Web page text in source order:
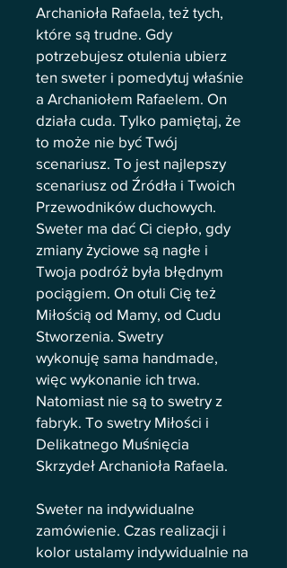
Archanioła Rafaela, też tych,
które są trudne. Gdy
potrzebujesz otulenia ubierz
ten sweter i pomedytuj właśnie
a Archaniołem Rafaelem. On
działa cuda. Tylko pamiętaj, że
to może nie być Twój
scenariusz. To jest najlepszy
scenariusz od Źródła i Twoich
Przewodników duchowych.
Sweter ma dać Ci ciepło, gdy
zmiany życiowe są nagłe i
Twoja podróż była błędnym
pociągiem. On otuli Cię też
Miłością od Mamy, od Cudu
Stworzenia. Swetry
wykonuję sama handmade,
więc wykonanie ich trwa.
Natomiast nie są to swetry z
fabryk. To swetry Miłości i
Delikatnego Muśnięcia
Skrzydeł Archanioła Rafaela.
Sweter na indywidualne
zamówienie. Czas realizacji i
kolor ustalamy indywidualnie na